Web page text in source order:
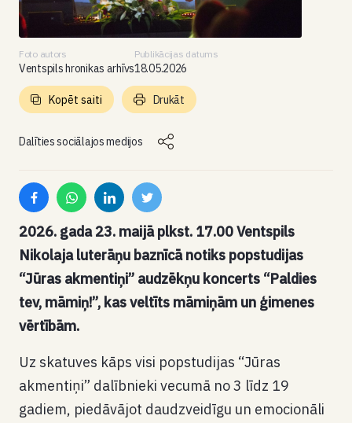
Foto autors
Ventspils hronikas arhīvs
Publikācijas datums
18.05.2026
Dalīties sociālajos medijos
Kopēt saiti Drukāt
2026. gada 23. maijā plkst. 17.00 Ventspils
Nikolaja luterāņu baznīcā notiks popstudijas
“Jūras akmentiņi” audzēkņu koncerts “Paldies
tev, māmiņ!”, kas veltīts māmiņām un ģimenes
vērtībām.
Uz skatuves kāps visi popstudijas “Jūras
akmentiņi” dalībnieki vecumā no 3 līdz 19
gadiem, piedāvājot daudzveidīgu un emocionāli